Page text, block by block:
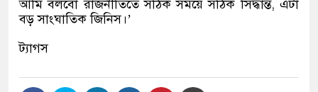
আমি বলবো রাজনীতিতে সঠিক সময়ে সঠিক সিদ্ধান্ত, এটা
বড় সাংঘাতিক জিনিস।’
ট্যাগস